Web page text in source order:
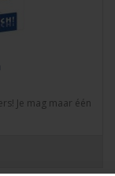
Je mag maar één